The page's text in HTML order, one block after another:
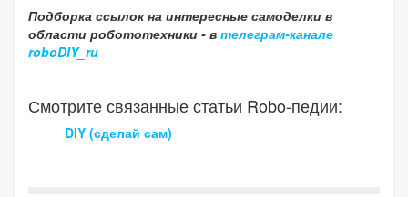
Подборка ссылок на интересные самоделки в
области робототехники - в телеграм-канале
roboDIY_ru
Смотрите связанные статьи Robo-педии:
DIY (сделай сам)